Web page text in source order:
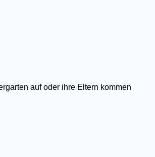
auf oder ihre Eltern kommen